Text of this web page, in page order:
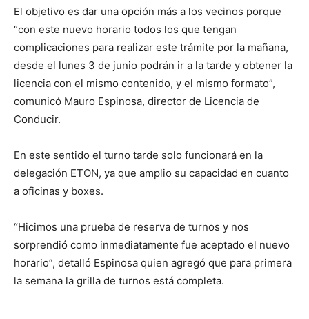
El objetivo es dar una opción más a los vecinos porque
“con este nuevo horario todos los que tengan
complicaciones para realizar este trámite por la mañana,
desde el lunes 3 de junio podrán ir a la tarde y obtener la
licencia con el mismo contenido, y el mismo formato”,
comunicó Mauro Espinosa, director de Licencia de
Conducir.
En este sentido el turno tarde solo funcionará en la
delegación ETON, ya que amplio su capacidad en cuanto
a oficinas y boxes.
“Hicimos una prueba de reserva de turnos y nos
sorprendió como inmediatamente fue aceptado el nuevo
horario”, detalló Espinosa quien agregó que para primera
la semana la grilla de turnos está completa.